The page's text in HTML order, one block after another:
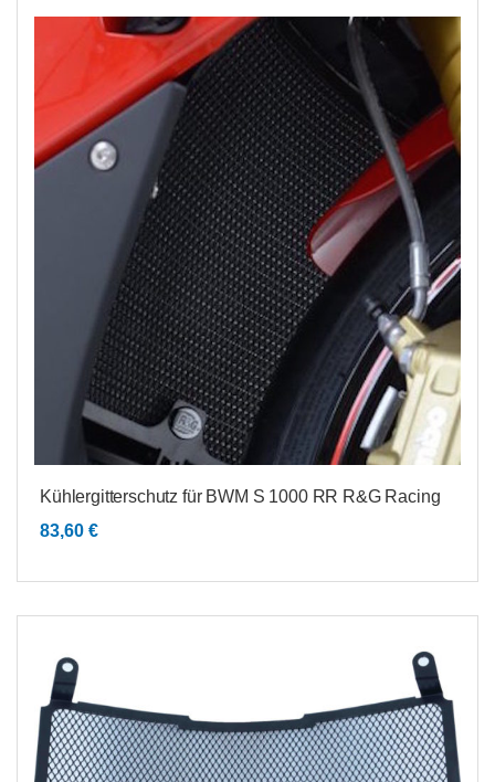
Kühlergitterschutz für BWM S 1000 RR R&G Racing
83,60 €